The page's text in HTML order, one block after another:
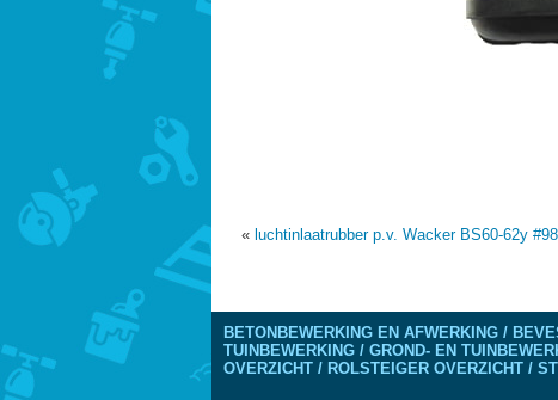
« luchtinlaatrubber p.v. Wacker BS60-62y
BETONBEWERKING EN AFWERKING /
TUINBEWERKING / GROND- EN
OVERZICHT / ROLSTEIGER OVERZICHT /